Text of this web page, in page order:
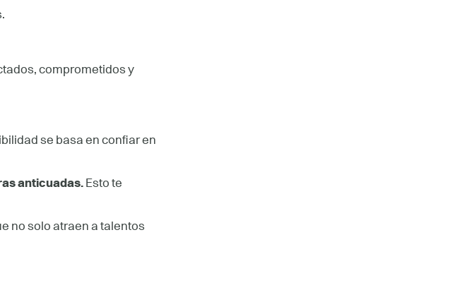
comprometidos y
se basa en confiar en
anticuadas. Esto te
no solo atraen a talentos